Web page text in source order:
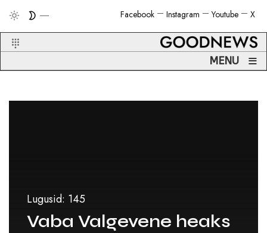
X
Youtube
Instagram
Facebook
MENU ≡
Lugusid: 145
Vaba Valgevene heaks